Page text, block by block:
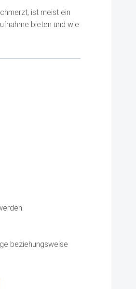
ist meist ein
bieten und wie
beziehungsweise